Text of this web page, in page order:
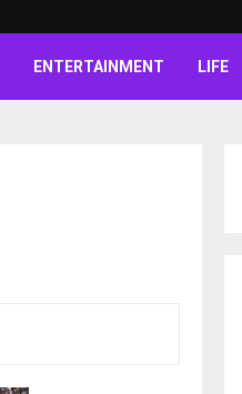
ENTERTAINMENT LIFE